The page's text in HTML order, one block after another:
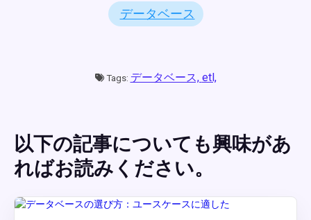
データベース
Tags: データベース, etl,
以下の記事についても興味があ
ればお読みください。